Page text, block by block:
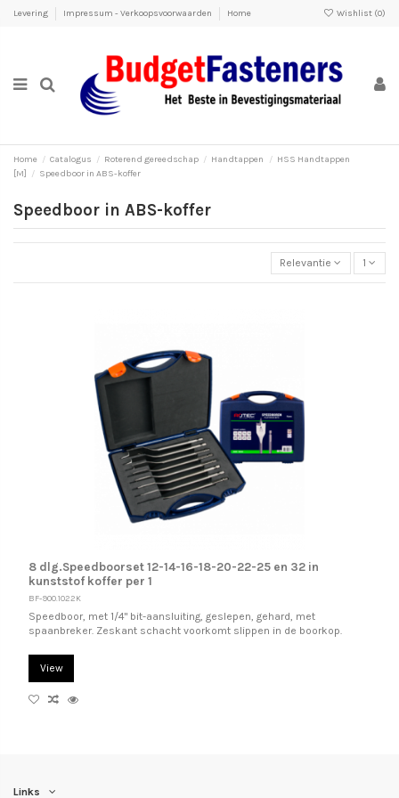
Levering Impressum - Verkoopsvoorwaarden Home Wishlist (0)
Home Catalogus Roterend gereedschap Handtappen
HSS Handtappen
[M]
Speedboor in ABS-koffer
Speedboor in ABS-koffer
Relevantie 1
8 dlg.Speedboorset 12-14-16-18-20-22-25 en 32 in
kunststof koffer per 1
BF-900.1022K
Speedboor, met 1/4" bit-aansluiting, geslepen, gehard, met
spaanbreker. Zeskant schacht voorkomt slippen in de boorkop.
View
Links